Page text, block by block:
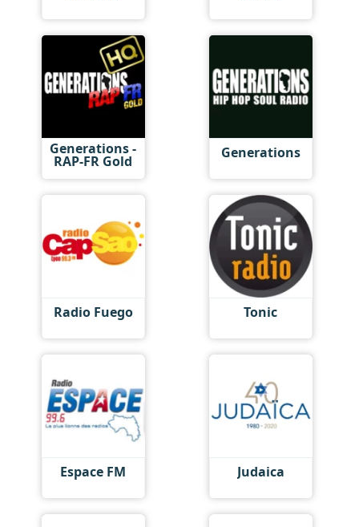
Generations -
RAP-FR Gold Generations
Radio Fuego Tonic
Espace FM Judaica